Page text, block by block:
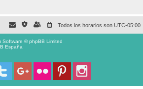
Todos los horarios son UTC-05:00
Software © phpBB Limited
España